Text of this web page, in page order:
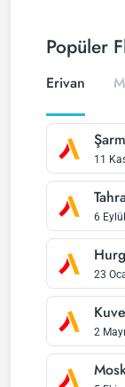
Popüler
Erivan
11
6 Eylül
23
2